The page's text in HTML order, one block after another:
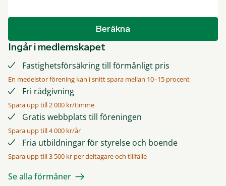
Beräkna
Ingår i medlemskapet
Fastighetsförsäkring till förmånligt pris
En medelstor förening kan i snitt spara mellan 10–15 procent
Fri rådgivning
Spara upp till 2 000 kr/timme
Gratis webbplats till föreningen
Spara upp till 4 000 kr/år
Fria utbildningar för styrelse och boende
Spara upp till 3 500 kr per deltagare och tillfälle
Se alla förmåner